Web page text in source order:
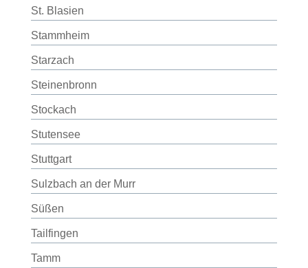
St. Blasien
Stammheim
Starzach
Steinenbronn
Stockach
Stutensee
Stuttgart
Sulzbach an der Murr
Süßen
Tailfingen
Tamm